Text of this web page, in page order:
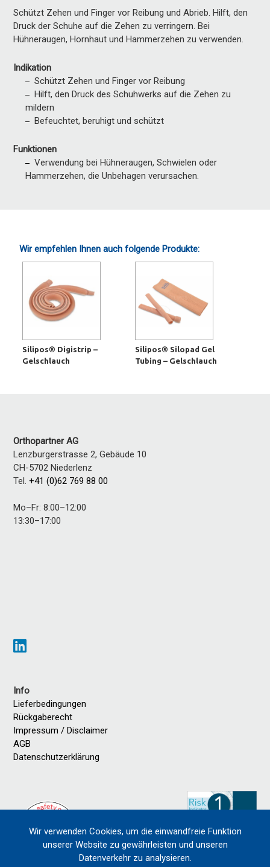
Schützt Zehen und Finger vor Reibung und Abrieb. Hilft, den
Druck der Schuhe auf die Zehen zu verringern. Bei
Hühneraugen, Hornhaut und Hammerzehen zu verwenden.
Indikation
Schützt Zehen und Finger vor Reibung
Hilft, den Druck des Schuhwerks auf die Zehen zu
mildern
Befeuchtet, beruhigt und schützt
Funktionen
Verwendung bei Hühneraugen, Schwielen oder
Hammerzehen, die Unbehagen verursachen.
Wir empfehlen Ihnen auch folgende Produkte:
Silipos® Digistrip –
Gelschlauch
Silipos® Silopad Gel
Tubing – Gelschlauch
Orthopartner AG
Lenzburgerstrasse 2, Gebäude 10
CH-5702 Niederlenz
Tel.+41 (0)62 769 88 00
Mo–Fr: 8:00–12:00
13:30–17:00
Info
Lieferbedingungen
Rückgaberecht
Impressum / Disclaimer
AGB
Datenschutzerklärung
Wir verwenden Cookies, um die einwandfreie Funktion
unserer Website zu gewährleisten und unseren
Datenverkehr zu analysieren.